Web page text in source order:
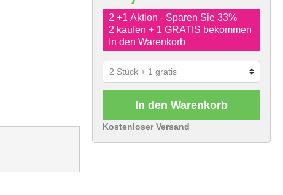
2 +1 Aktion - Sparen Sie 33%
2 kaufen + 1 GRATIS bekommen
In den Warenkorb
In den Warenkorb
Kostenloser Versand